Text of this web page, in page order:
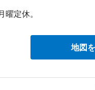
定休。
地図